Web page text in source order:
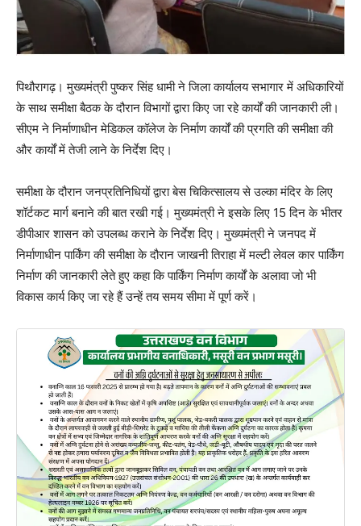
पिथौरागढ़। मुख्यमंत्री पुष्कर सिंह धामी ने जिला कार्यालय सभागार में अधिकारियों
के साथ समीक्षा बैठक के दौरान विभागों द्वारा किए जा रहे कार्यों की जानकारी ली।
सीएम ने निर्माणाधीन मेडिकल कॉलेज के निर्माण कार्यों की प्रगति की समीक्षा की
और कार्यों में तेजी लाने के निर्देश दिए।
समीक्षा के दौरान जनप्रतिनिधियों द्वारा बेस चिकित्सालय से उल्का मंदिर के लिए
शॉर्टकट मार्ग बनाने की बात रखी गई। मुख्यमंत्री ने इसके लिए 15 दिन के भीतर
डीपीआर शासन को उपलब्ध कराने के निर्देश दिए। मुख्यमंत्री ने जनपद में
निर्माणाधीन पार्किंग की समीक्षा के दौरान जाखनी तिराहा में मल्टी लेवल कार पार्किंग
निर्माण की जानकारी लेते हुए कहा कि पार्किंग निर्माण कार्यों के अलावा जो भी
विकास कार्य किए जा रहे हैं उन्हें तय समय सीमा में पूर्ण करें।